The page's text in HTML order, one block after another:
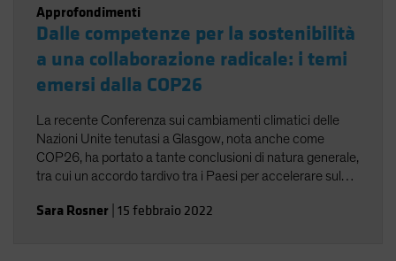
Approfondimenti
Dalle competenze per la sostenibilità
a una collaborazione radicale: i temi
emersi dalla COP26
La recente Conferenza sui cambiamenti climatici delle
Nazioni Unite tenutasi a Glasgow, nota anche come
COP26, ha portato a tante conclusioni di natura generale,
tra cui un accordo tardivo tra i Paesi per accelerare sul
nel 2022.
Sara Rosner 15 febbraio 2022